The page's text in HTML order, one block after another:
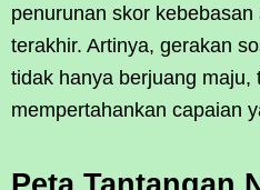
penurunan skor
terakhir. Artinya, gerakan
tidak hanya berjuang maju,
mempertahankan capaian